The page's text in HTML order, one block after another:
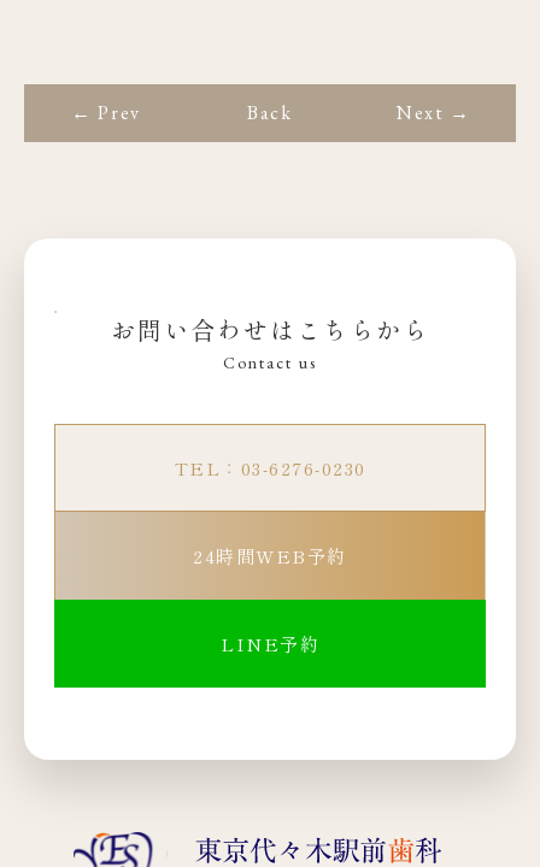
← Prev Back Next →
お問い合わせはこちらから
Contact us
TEL：03-6276-0230
24時間WEB予約
LINE予約